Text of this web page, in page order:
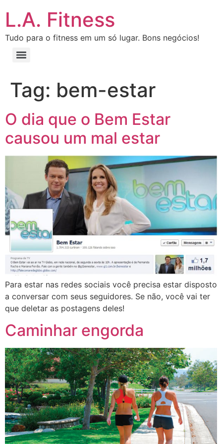
L.A. Fitness
Tudo para o fitness em um só lugar. Bons negócios!
Tag: bem-estar
O dia que o Bem Estar
causou um mal estar
Para estar nas redes sociais você precisa estar disposto
a conversar com seus seguidores. Se não, você vai ter
que deletar as postagens deles!
Caminhar engorda